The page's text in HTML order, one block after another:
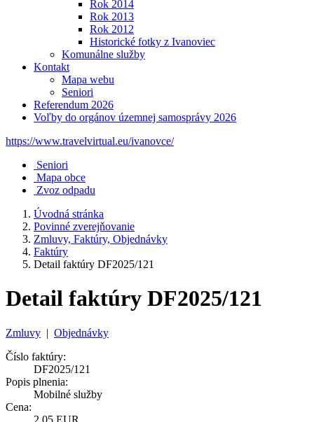
Rok 2014
Rok 2013
Rok 2012
Historické fotky z Ivanoviec
Komunálne služby
Kontakt
Mapa webu
Seniori
Referendum 2026
Voľby do orgánov územnej samosprávy 2026
https://www.travelvirtual.eu/ivanovce/
Seniori
Mapa obce
Zvoz odpadu
Úvodná stránka
Povinné zverejňovanie
Zmluvy, Faktúry, Objednávky
Faktúry
Detail faktúry DF2025/121
Detail faktúry DF2025/121
Zmluvy | Objednávky
Číslo faktúry:
DF2025/121
Popis plnenia:
Mobilné služby
Cena:
2,05 EUR